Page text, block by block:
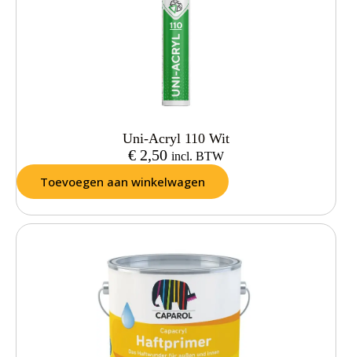
Uni-Acryl 110 Wit
€ 2,50 incl. BTW
Toevoegen aan winkelwagen